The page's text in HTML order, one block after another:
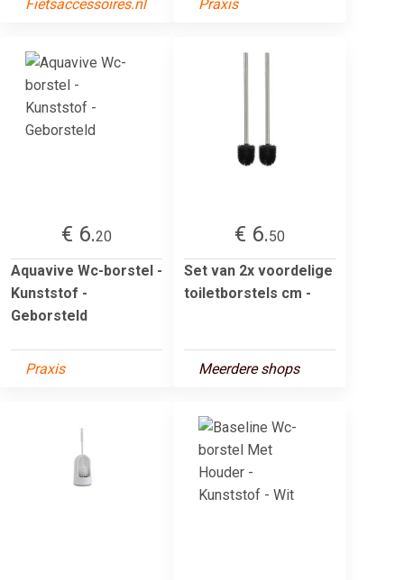
Fietsaccessoires.nl Praxis
€ 6.20
Aquavive Wc-borstel -
Kunststof -
Geborsteld
Praxis
€ 6.50
Set van 2x voordelige
toiletborstels cm -
Meerdere shops